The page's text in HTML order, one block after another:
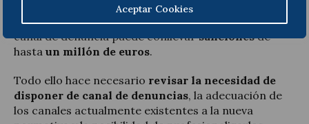
Aceptar Cookies
El incumplimiento de la obligación de implantar un
canal de denuncia puede conllevarsancionesde
hasta un millón de euros.
Todo ello hace necesario revisar la necesidad de
disponer de canal de denuncias, la adecuación de
los canales actualmente existentes a la nueva